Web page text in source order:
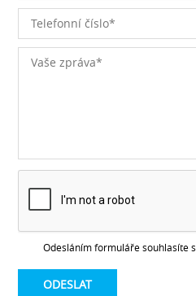
Odesláním formuláře souhlasíte s